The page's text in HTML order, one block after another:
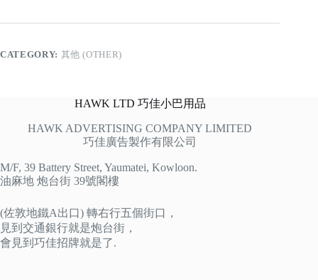
CATEGORY: 其他 (OTHER)
HAWK LTD 巧佳小巴用品
HAWK ADVERTISING COMPANY LIMITED
巧佳廣告製作有限公司
M/F, 39 Battery Street, Yaumatei, Kowloon.
油麻地 炮台街 39號閣樓
(佐敦地鐵A出口) 轉右行五個街口，
見到交通銀行就是炮台街，
會見到巧佳招牌就是了.